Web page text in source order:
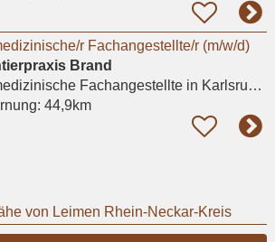
r Fachangestellte/r (m/w/d)
Brand
Fachangestelltein Karlsruhe, Mühlburg
44,9km
von Leimen Rhein-Neckar-Kreis